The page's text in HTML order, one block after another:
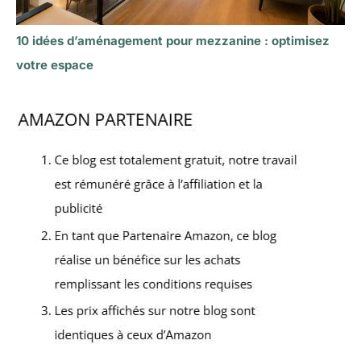
10 idées d’aménagement pour mezzanine : optimisez
votre espace